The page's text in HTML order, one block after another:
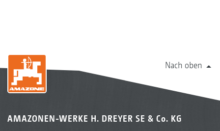
Nach oben
AMAZONEN-WERKE H. DREYER SE & Co. KG